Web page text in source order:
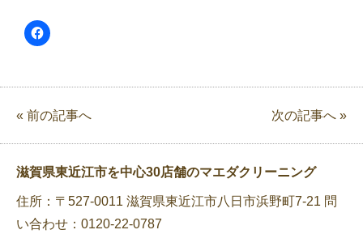
« 前の記事へ 次の記事へ »
滋賀県東近江市を中心30店舗のマエダクリーニング
住所：〒527-0011 滋賀県東近江市八日市浜野町7-21 問
い合わせ：0120-22-0787